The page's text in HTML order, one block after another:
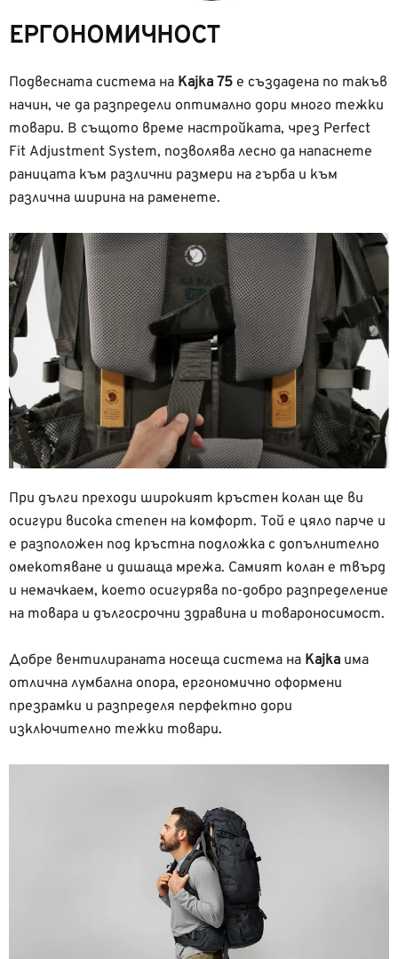
ЕРГОНОМИЧНОСТ
Подвесната система на Kajka 75 е създадена по такъв
начин, че да разпредели оптимално дори много тежки
товари. В същото време настройката, чрез Perfect
Fit Adjustment System, позволява лесно да напаснете
раницата към различни размери на гърба и към
различна ширина на раменете.
При дълги преходи широкият кръстен колан ще ви
осигури висока степен на комфорт. Той е цяло парче и
е разположен под кръстна подложка с допълнително
омекотяване и дишаща мрежа. Самият колан е твърд
и немачкаем, което осигурява по-добро разпределение
на товара и дългосрочни здравина и товароносимост.
Добре вентилираната носеща система на Kajka има
отлична лумбална опора, ергономично оформени
презрамки и разпределя перфектно дори
изключително тежки товари.